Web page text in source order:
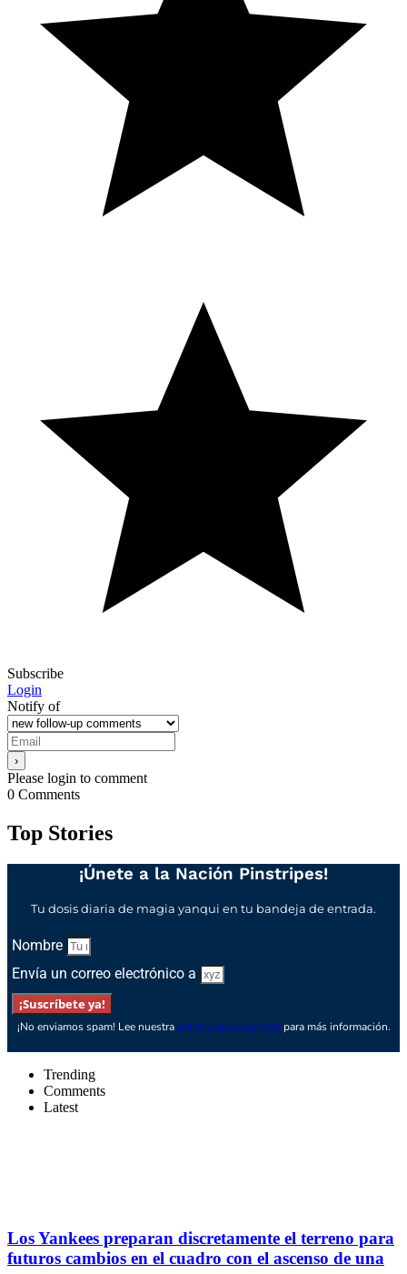
Subscribe
Login
Notify of
Please login to comment
0 Comments
Top Stories
¡Únete a la Nación Pinstripes!
Tu dosis diaria de magia yanqui en tu bandeja de entrada.
Nombre
Envía un correo electrónico a
¡Suscríbete ya!
¡No enviamos spam! Lee nuestra política de privacidad para más información.
Trending
Comments
Latest
Los Yankees preparan discretamente el terreno para
futuros cambios en el cuadro con el ascenso de una